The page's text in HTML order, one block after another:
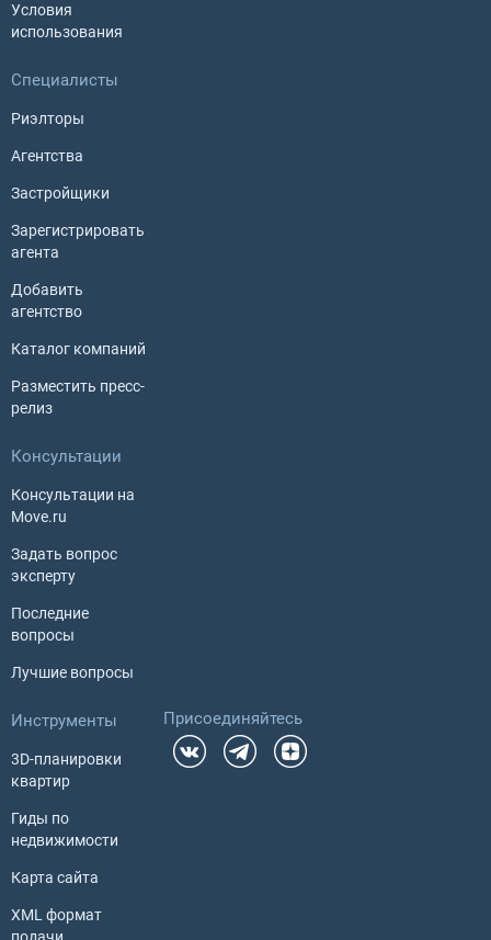
Условия
использования
Специалисты
Риэлторы
Агентства
Застройщики
Зарегистрировать
агента
Добавить
агентство
Каталог компаний
Разместить пресс-
релиз
Консультации
Консультации на
Move.ru
Задать вопрос
эксперту
Последние
вопросы
Лучшие вопросы
Инструменты
3D-планировки
квартир
Гиды по
недвижимости
Карта сайта
XML формат
Присоединяйтесь